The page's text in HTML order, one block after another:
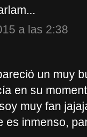
a las 2:38
un muy
en su
muy fan
es inmenso,